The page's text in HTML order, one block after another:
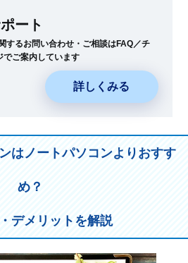
ート
するお問い合わせ・ご相談はFAQ／チ
でご案内しています
詳しくみる
はノートパソコンよりおすす
め？
デメリットを解説